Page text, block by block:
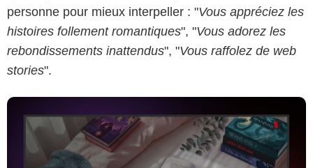
personne pour mieux interpeller : "Vous appréciez les
histoires follement romantiques", "Vous adorez les
rebondissements inattendus", "Vous raffolez de web
stories".